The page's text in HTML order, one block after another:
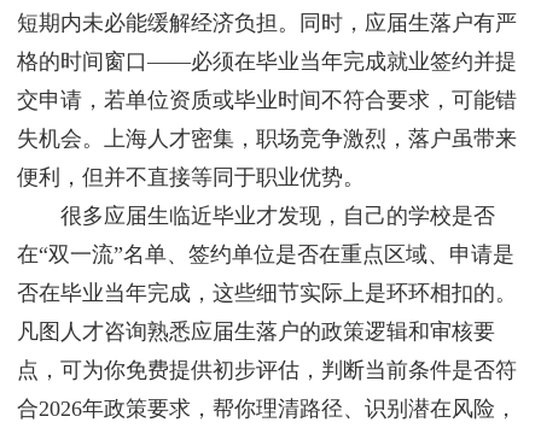
短期内未必能缓解经济负担。同时，应届生落户有严
格的时间窗口——必须在毕业当年完成就业签约并提
交申请，若单位资质或毕业时间不符合要求，可能错
失机会。上海人才密集，职场竞争激烈，落户虽带来
便利，但并不直接等同于职业优势。
很多应届生临近毕业才发现，自己的学校是否
在“双一流”名单、签约单位是否在重点区域、申请是
否在毕业当年完成，这些细节实际上是环环相扣的。
凡图人才咨询熟悉应届生落户的政策逻辑和审核要
点，可为你免费提供初步评估，判断当前条件是否符
合2026年政策要求，帮你理清路径、识别潜在风险，